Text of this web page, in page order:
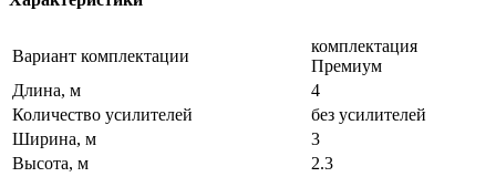
Вариант комплектации
комплектация
Премиум
Длина, м
4
Количество усилителей
без усилителей
Ширина, м
3
Высота, м
2.3